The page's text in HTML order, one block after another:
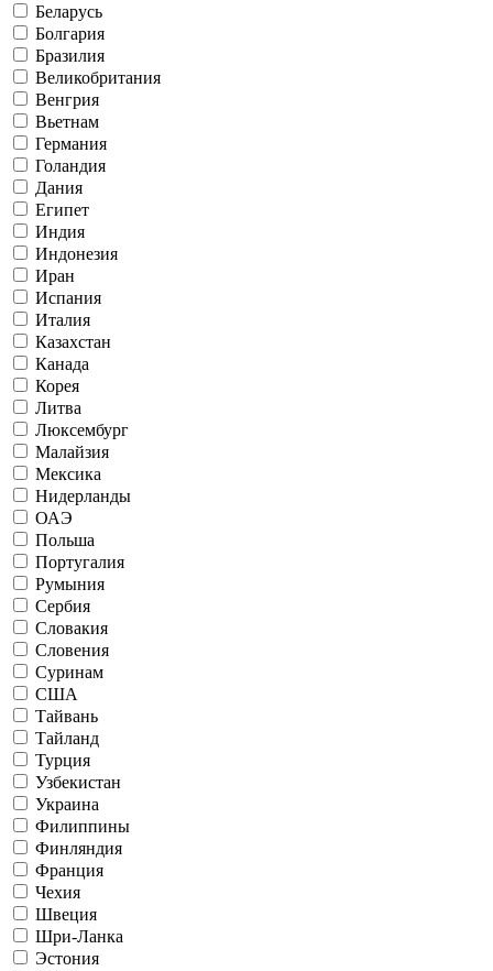
Беларусь
Болгария
Бразилия
Великобритания
Венгрия
Вьетнам
Германия
Голандия
Дания
Египет
Индия
Индонезия
Иран
Испания
Италия
Казахстан
Канада
Корея
Литва
Люксембург
Малайзия
Мексика
Нидерланды
ОАЭ
Польша
Португалия
Румыния
Сербия
Словакия
Словения
Суринам
США
Тайвань
Тайланд
Турция
Узбекистан
Украина
Филиппины
Финляндия
Франция
Чехия
Швеция
Шри-Ланка
Эстония